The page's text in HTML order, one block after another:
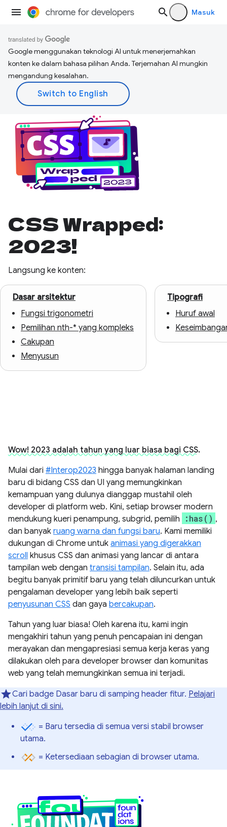
Masuk
Google menggunakan teknologi AI untuk menerjemahkan
konten ke dalam bahasa pilihan Anda. Terjemahan AI mungkin
mengandung kesalahan.
CSS Wrapped:
2023!
Langsung ke konten:
Dasar arsitektur
Fungsi trigonometri
Pemilihan nth-* yang kompleks
Cakupan
Menyusun
Tipografi
Huruf awal
Wow! 2023 adalah tahun yang luar biasa bagi CSS.
Mulai dari #Interop2023 hingga banyak halaman landing
baru di bidang CSS dan UI yang memungkinkan
kemampuan yang dulunya dianggap mustahil oleh
developer di platform web. Kini, setiap browser modern
mendukung kueri penampung, subgrid, pemilih
:has() ,
dan banyak ruang warna dan fungsi baru. Kami memiliki
dukungan di Chrome untuk animasi yang digerakkan
scroll khusus CSS dan animasi yang lancar di antara
tampilan web dengan transisi tampilan. Selain itu, ada
begitu banyak primitif baru yang telah diluncurkan untuk
pengalaman developer yang lebih baik seperti
penyusunan CSS dan gaya bercakupan.
Tahun yang luar biasa! Oleh karena itu, kami ingin
mengakhiri tahun yang penuh pencapaian ini dengan
merayakan dan mengapresiasi semua kerja keras yang
dilakukan oleh para developer browser dan komunitas
web yang telah memungkinkan semua ini terjadi.
Cari badge Dasar baru di samping header fitur. Pelajari
lebih lanjut di sini.
= Baru tersedia di semua versi stabil browser
utama.
= Ketersediaan sebagian di browser utama.